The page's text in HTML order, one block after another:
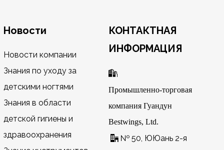
Новости
Новости компании
Знания по уходу за
детскими ногтями
Знания в области
детской гигиены и
здравоохранения
КОНТАКТНАЯ
ИНФОРМАЦИЯ

Промышленно-торговая
компания Гуандун
Bestwings, Ltd.
 № 50, ЮЮань 2-я